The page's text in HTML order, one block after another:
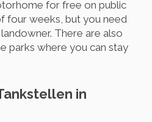
for free on public
four weeks, but you need
There are also
parks where you can stay
in